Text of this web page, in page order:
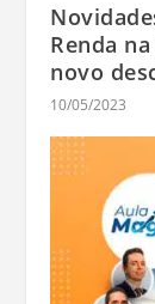
Renda
novo
10/05/2023